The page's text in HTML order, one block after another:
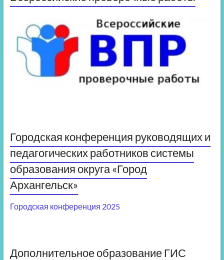
Городская конференция руководящих и
педагогических работников системы
образования округа «Город
Архангельск»
Городская конференция 2025
Дополнительное образование ГИС